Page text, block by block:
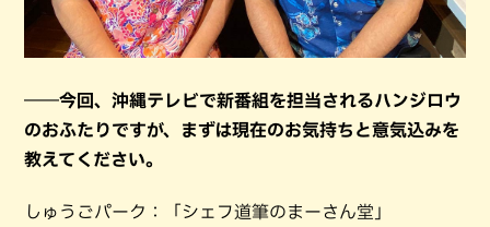
――今回、沖縄テレビで新番組を担当されるハンジロウ
のおふたりですが、まずは現在のお気持ちと意気込みを
教えてください。
しゅうごパーク：「シェフ道筆のまーさん堂」